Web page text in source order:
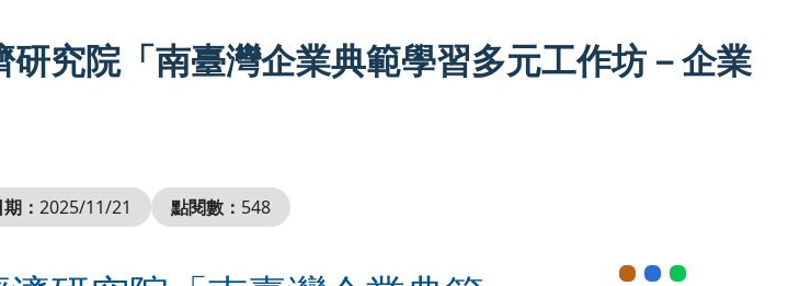
研究院「南臺灣企業典範學習多元工作坊－企業
： 2025/11/21 點閱數： 548